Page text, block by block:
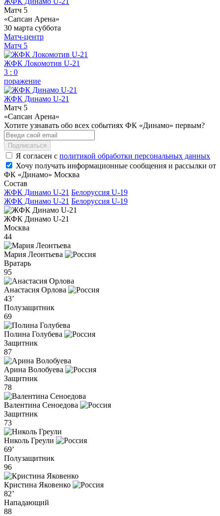
Матч 5
«Сапсан Арена»
30 марта суббота
Матч-центр
Матч 5
ЖФК Локомотив U-21
3 : 0
поражение
ЖФК Динамо U-21
Матч 5
«Сапсан Арена»
Хотите узнавать обо всех событиях ФК «Динамо» первым?
Подписаться
Я согласен с политикой обработки персональных данных
Хочу получать информационные сообщения и рассылки от
ФК «Динамо» Москва
Состав
ЖФК Динамо U-21 Белоруссия U-19
ЖФК Динамо U-21 Белоруссия U-19
ЖФК Динамо U-21
Москва
44
Мария Леонтьева
Вратарь
95
Анастасия Орлова
43’
Полузащитник
69
Полина Голубева
Защитник
87
Арина Волобуева
Защитник
78
Валентина Сеноедова
Защитник
73
Николь Греули
69’
Полузащитник
96
Кристина Яковенко
82’
Нападающий
88